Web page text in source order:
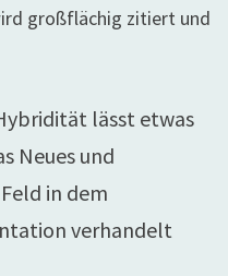
großflächig zitiert und
lässt etwas
Neues und
in dem
verhandelt